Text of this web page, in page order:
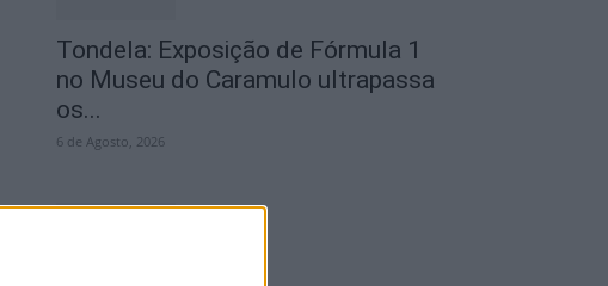
Tondela: Exposição de Fórmula 1
no Museu do Caramulo ultrapassa
os...
6 de Agosto, 2026